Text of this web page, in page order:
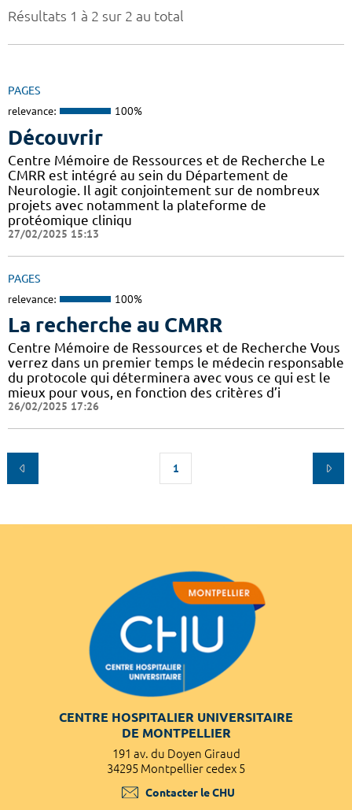
Résultats 1 à 2 sur 2 au total
PAGES
relevance: 100%
Découvrir
Centre Mémoire de Ressources et de Recherche Le
CMRR est intégré au sein du Département de
Neurologie. Il agit conjointement sur de nombreux
projets avec notamment la plateforme de
protéomique cliniqu
27/02/2025 15:13
PAGES
relevance: 100%
La recherche au CMRR
Centre Mémoire de Ressources et de Recherche Vous
verrez dans un premier temps le médecin responsable
du protocole qui déterminera avec vous ce qui est le
mieux pour vous, en fonction des critères d’i
26/02/2025 17:26
1
CENTRE HOSPITALIER UNIVERSITAIRE
DE MONTPELLIER
191 av. du Doyen Giraud
34295 Montpellier cedex 5
Contacter le CHU